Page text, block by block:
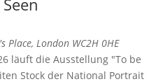
Place, London WC2H 0HE
läuft die Ausstellung "To be
Stock der National Portrait